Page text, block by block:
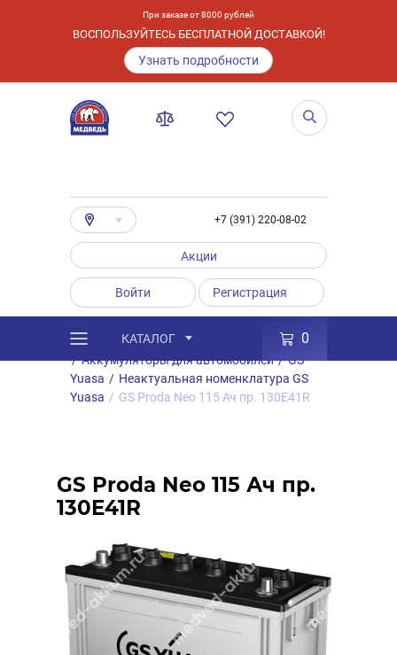
При заказе от 8000 рублей
ВОСПОЛЬЗУЙТЕСЬ БЕСПЛАТНОЙ ДОСТАВКОЙ!
Узнать подробности
+7 (391) 220-08-02
Акции
Войти Регистрация
КАТАЛОГ 0
Каталог / Товары
Аккумуляторы
/ Аккумуляторы для автомобилей / GS
Yuasa / Неактуальная номенклатура GS
Yuasa / GS Proda Neo 115 Ач пр. 130E41R
GS Proda Neo 115 Ач пр.
130E41R